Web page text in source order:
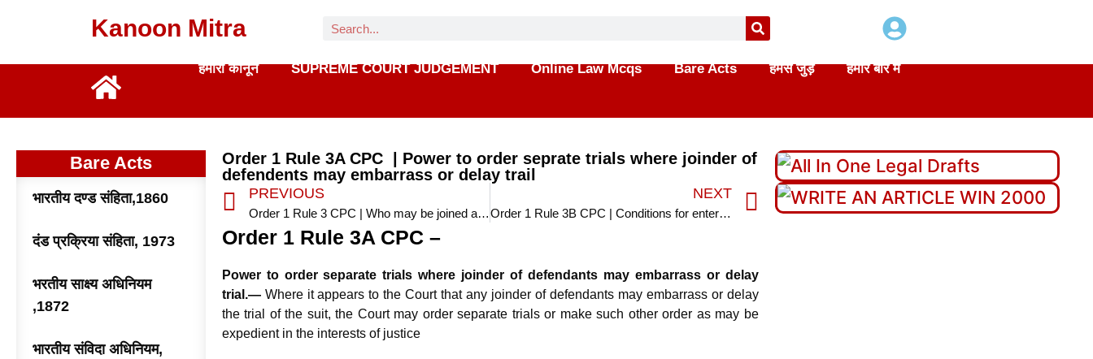
Kanoon Mitra
हमारा कानून SUPREME COURT JUDGEMENT Online Law Mcqs Bare Acts हमसे जुड़े हमारे बारे में
Bare Acts
भारतीय दण्ड संहिता,1860
दंड प्रक्रिया संहिता, 1973
भरतीय साक्ष्य अधिनियम
,1872
भारतीय संविदा अधिनियम,
Order 1 Rule 3A CPC | Power to order seprate trials where joinder of
defendents may embarrass or delay trail
PREVIOUS
Order 1 Rule 3 CPC | Who may be joined as defendants
NEXT
Order 1 Rule 3B CPC | Conditions for entertainment of suits —
Order 1 Rule 3A CPC –
Power to order separate trials where joinder of defendants may embarrass or delay
trial.— Where it appears to the Court that any joinder of defendants may embarrass or delay
the trial of the suit, the Court may order separate trials or make such other order as may be
expedient in the interests of justice